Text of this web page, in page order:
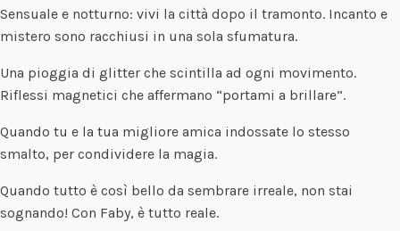
Sensuale e notturno: vivi la città dopo il tramonto. Incanto e
mistero sono racchiusi in una sola sfumatura.
Una pioggia di glitter che scintilla ad ogni movimento.
Riflessi magnetici che affermano “portami a brillare”.
Quando tu e la tua migliore amica indossate lo stesso
smalto, per condividere la magia.
Quando tutto è così bello da sembrare irreale, non stai
sognando! Con Faby, è tutto reale.